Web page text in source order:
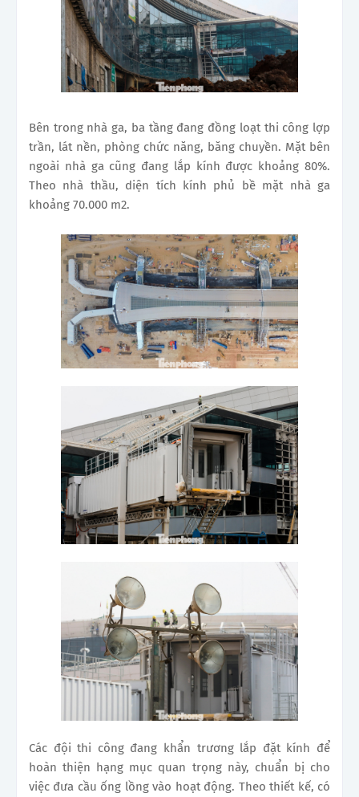
Bên trong nhà ga, ba tầng đang đồng loạt thi công lợp
trần, lát nền, phòng chức năng, băng chuyền. Mặt bên
ngoài nhà ga cũng đang lắp kính được khoảng 80%.
Theo nhà thầu, diện tích kính phủ bề mặt nhà ga
khoảng 70.000 m2.
Các đội thi công đang khẩn trương lắp đặt kính để
hoàn thiện hạng mục quan trọng này, chuẩn bị cho
việc đưa cầu ống lồng vào hoạt động. Theo thiết kế, có